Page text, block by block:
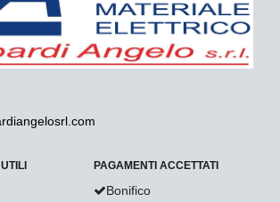
PAGAMENTI ACCETTATI
Bonifico